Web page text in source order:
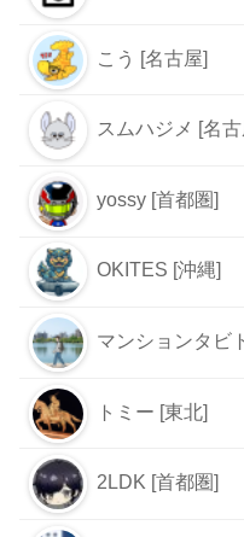
こう [名古屋]
スムハジメ [名古
yossy [首都圏]
OKITES [沖縄]
マンションタビ
トミー [東北]
2LDK [首都圏]